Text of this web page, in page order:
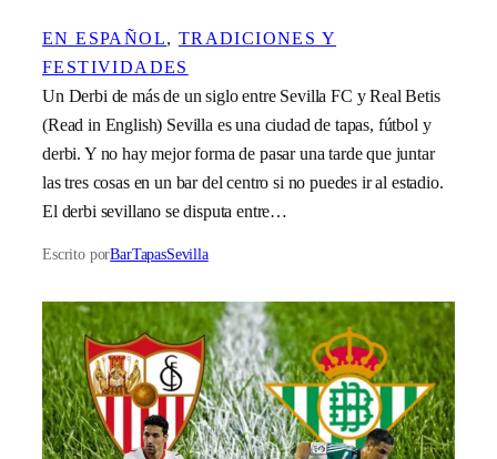
EN ESPAÑOL, TRADICIONES Y
FESTIVIDADES
Un Derbi de más de un siglo entre Sevilla FC y Real Betis
(Read in English) Sevilla es una ciudad de tapas, fútbol y
derbi. Y no hay mejor forma de pasar una tarde que juntar
las tres cosas en un bar del centro si no puedes ir al estadio.
El derbi sevillano se disputa entre…
Escrito porBarTapasSevilla